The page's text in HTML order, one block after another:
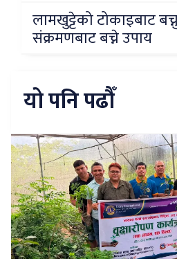
लामखुट्टेको टोकाइबाट
संक्रमणबाट बच्ने उपाय
यो पनि पढौँ